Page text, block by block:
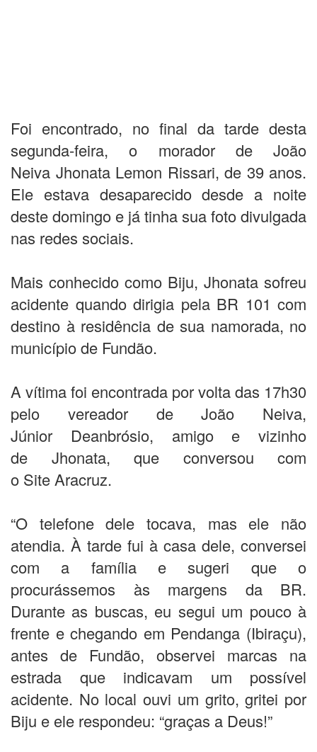
Foi encontrado, no final da tarde desta
segunda-feira, o morador de João
Neiva Jhonata Lemon Rissari, de 39 anos.
Ele estava desaparecido desde a noite
deste domingo e já tinha sua foto divulgada
nas redes sociais.
Mais conhecido como Biju, Jhonata sofreu
acidente quando dirigia pela BR 101 com
destino à residência de sua namorada, no
município de Fundão.
A vítima foi encontrada por volta das 17h30
pelo vereador de João Neiva,
Júnior Deanbrósio, amigo e vizinho
de Jhonata, que conversou com
o Site Aracruz.
“O telefone dele tocava, mas ele não
atendia. À tarde fui à casa dele, conversei
com a família e sugeri que o
procurássemos às margens da BR.
Durante as buscas, eu segui um pouco à
frente e chegando em Pendanga (Ibiraçu),
antes de Fundão, observei marcas na
estrada que indicavam um possível
acidente. No local ouvi um grito, gritei por
Biju e ele respondeu: “graças a Deus!”